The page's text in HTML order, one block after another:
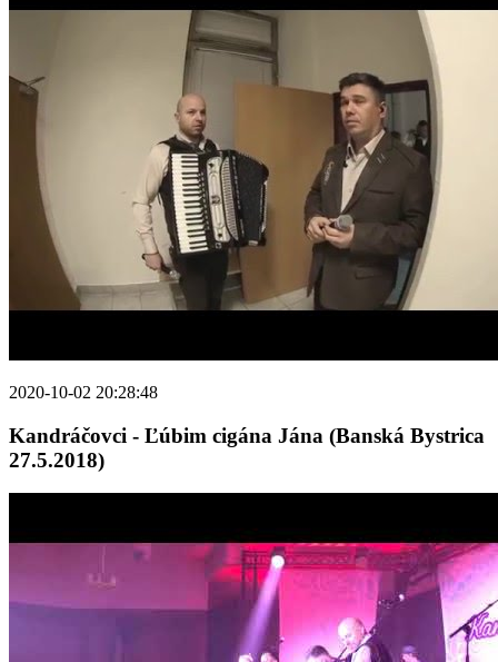
2020-10-02 20:28:48
Kandráčovci - Ľúbim cigána Jána (Banská Bystrica
27.5.2018)